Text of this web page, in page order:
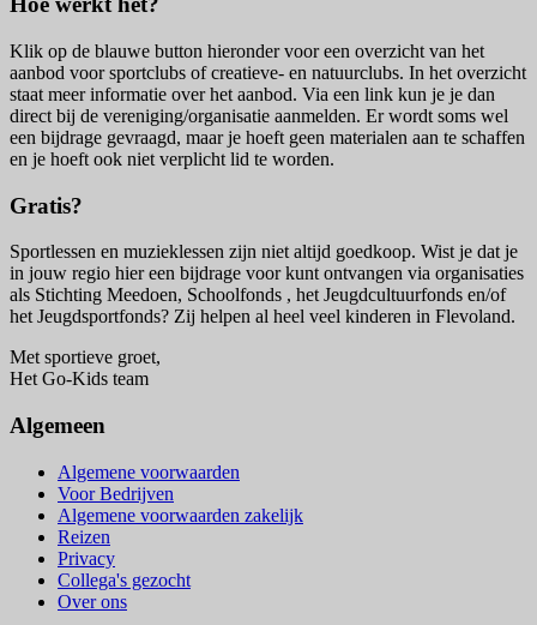
Klik op de blauwe button hieronder voor een overzicht van het
aanbod voor sportclubs of creatieve- en natuurclubs. In het overzicht
staat meer informatie over het aanbod. Via een link kun je je dan
direct bij de vereniging/organisatie aanmelden. Er wordt soms wel
een bijdrage gevraagd, maar je hoeft geen materialen aan te schaffen
en je hoeft ook niet verplicht lid te worden.
Gratis?
Sportlessen en muzieklessen zijn niet altijd goedkoop. Wist je dat je
in jouw regio hier een bijdrage voor kunt ontvangen via organisaties
als Stichting Meedoen, Schoolfonds , het Jeugdcultuurfonds en/of
het Jeugdsportfonds? Zij helpen al heel veel kinderen in Flevoland.
Met sportieve groet,
Het Go-Kids team
Algemeen
Algemene voorwaarden
Voor Bedrijven
Algemene voorwaarden zakelijk
Reizen
Privacy
Collega's gezocht
Over ons